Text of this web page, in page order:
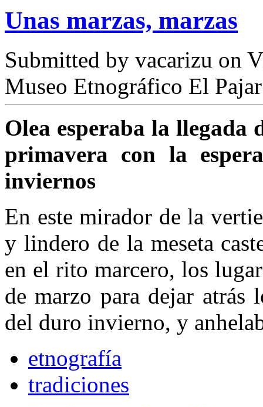
Unas marzas, marzas
Submitted by vacarizu on
Museo Etnográfico El Pajar
Olea esperaba la llegada
primavera con la
inviernos
En este mirador de la
y lindero de la meseta
en el rito marcero, los
de marzo para dejar
del duro invierno, y
etnografía
tradiciones